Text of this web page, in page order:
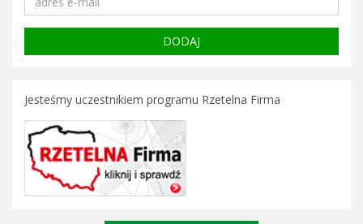
Jesteśmy uczestnikiem programu Rzetelna Firma